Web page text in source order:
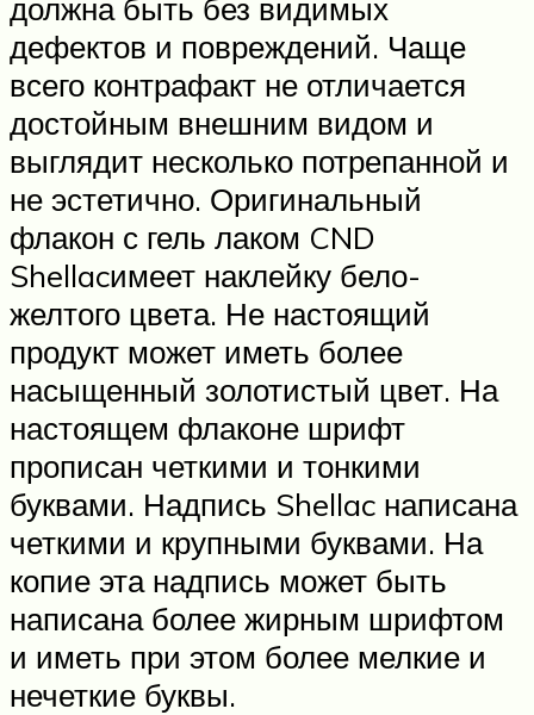
должна быть без видимых
дефектов и повреждений. Чаще
всего контрафакт не отличается
достойным внешним видом и
выглядит несколько потрепанной и
не эстетично. Оригинальный
флакон с гель лаком CND
Shellacимеет наклейку бело-
желтого цвета. Не настоящий
продукт может иметь более
насыщенный золотистый цвет. На
настоящем флаконе шрифт
прописан четкими и тонкими
буквами. Надпись Shellac написана
четкими и крупными буквами. На
копие эта надпись может быть
написана более жирным шрифтом
и иметь при этом более мелкие и
нечеткие буквы.